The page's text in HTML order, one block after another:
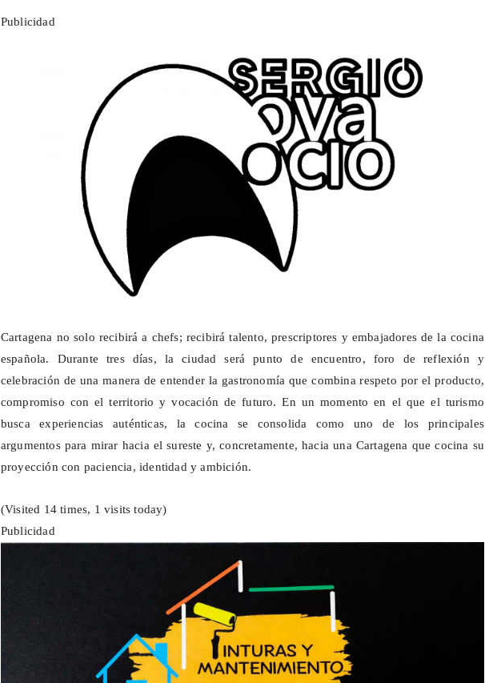
Publicidad
Cartagena no solo recibirá a chefs; recibirá talento, prescriptores y embajadores de la cocina
española. Durante tres días, la ciudad será punto de encuentro, foro de reflexión y
celebración de una manera de entender la gastronomía que combina respeto por el producto,
compromiso con el territorio y vocación de futuro. En un momento en el que el turismo
busca experiencias auténticas, la cocina se consolida como uno de los principales
argumentos para mirar hacia el sureste y, concretamente, hacia una Cartagena que cocina su
proyección con paciencia, identidad y ambición.
(Visited 14 times, 1 visits today)
Publicidad